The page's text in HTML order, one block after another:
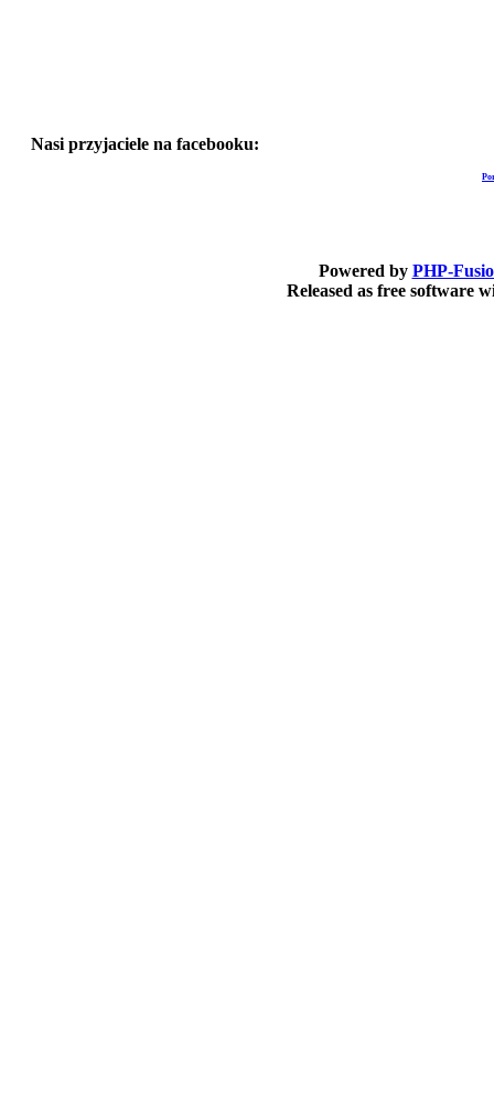
Nasi przyjaciele na facebooku:
Powered by PHP-
Released as free software